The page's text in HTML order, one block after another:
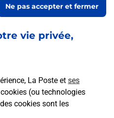
vie privée,
La Poste et ses
(ou technologies
cookies sont les
Ne pas accepter et fermer
point de contact